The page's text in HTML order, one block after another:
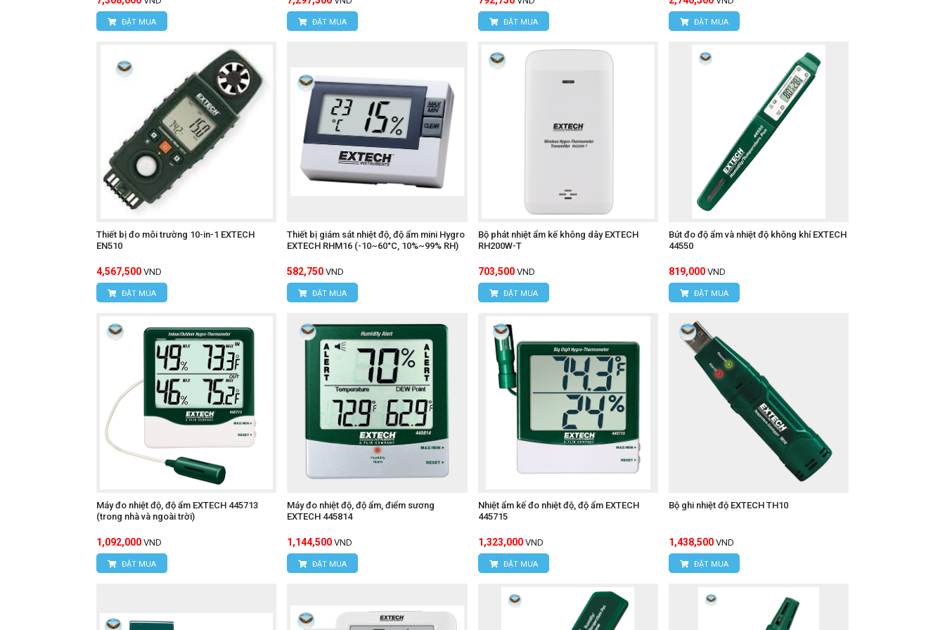
Hotline: 0393.968.345 / 0976.082.395
Email:vantien2307@gmail.com
Website:
www.hungnguyentech.vn
HÙNG NGUYÊN TECH - TP HỒ CHÍ MINH
Địa chỉ:D7/6B đường Dương Đình Cúc, Xã Tân Kiên, Huyện Bình Chánh, Tp.Hồ Chí Minh.
Hotline: 0934.616.395
Email:vantien2307@gmail.com
Website:www.hungnguyentech.vn
Tham khảo thêm:
ĐẶT MUA ĐẶT MUA ĐẶT MUA ĐẶT MUA
Thiết bị đo môi trường 10-in-1 EXTECH
EN510
4,567,500 VND
ĐẶT MUA
Thiết bị giám sát nhiệt độ, độ ẩm mini Hygro
EXTECH RHM16 (-10~60°C, 10%~99% RH)
582,750 VND
ĐẶT MUA
Bộ phát nhiệt ẩm kế không dây EXTECH
RH200W-T
703,500 VND
ĐẶT MUA
Bút đo độ ẩm và nhiệt độ không khí EXTECH
44550
819,000 VND
ĐẶT MUA
Máy đo nhiệt độ, độ ẩm EXTECH 445713
(trong nhà và ngoài trời)
1,092,000 VND
ĐẶT MUA
Máy đo nhiệt độ, độ ẩm, điểm sương
EXTECH 445814
1,144,500 VND
ĐẶT MUA
Nhiệt ẩm kế đo nhiệt độ, độ ẩm EXTECH
445715
1,323,000 VND
ĐẶT MUA
Bộ ghi nhiệt độ EXTECH TH10
1,438,500 VND
ĐẶT MUA